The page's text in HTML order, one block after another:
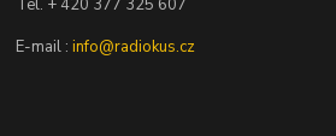
Tel. + 420 377 325 607
E-mail :info@radiokus.cz